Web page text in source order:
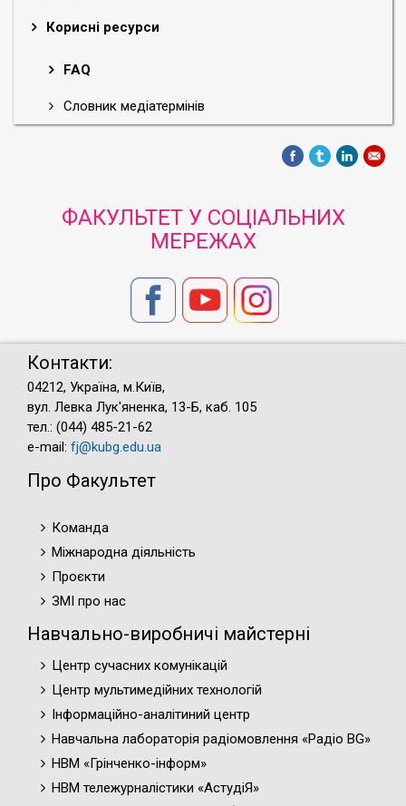
Корисні ресурси
FAQ
Словник медіатермінів
ФАКУЛЬТЕТ У СОЦІАЛЬНИХ
МЕРЕЖАХ
Контакти:
04212, Україна, м.Київ,
вул. Левка Лук'яненка, 13-Б, каб. 105
тел.: (044) 485-21-62
e-mail: fj@kubg.edu.ua
Про Факультет
Команда
Міжнародна діяльність
Проєкти
ЗМІ про нас
Навчально-виробничі майстерні
Центр сучасних комунікацій
Центр мультимедійних технологій
Інформаційно-аналітиний центр
Навчальна лабораторія радіомовлення «Радіо BG»
НВМ «Грінченко-інформ»
НВМ тележурналістики «АстудіЯ»